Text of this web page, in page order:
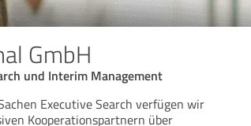
GmbH
und Interim Management
Executive Search verfügen wir
Kooperationspartnern über